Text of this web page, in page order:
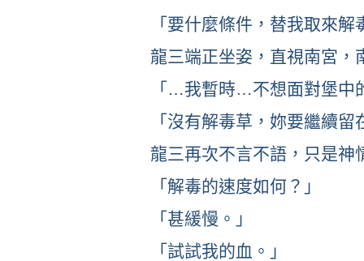
「要什麼條件，替我取來解
龍三端正坐姿，直視南宮，
「…我暫時…不想面對堡中
「沒有解毒草，妳要繼續
龍三再次不言不語，只是神
「解毒的速度如何？」
「甚緩慢。」
「試試我的血。」